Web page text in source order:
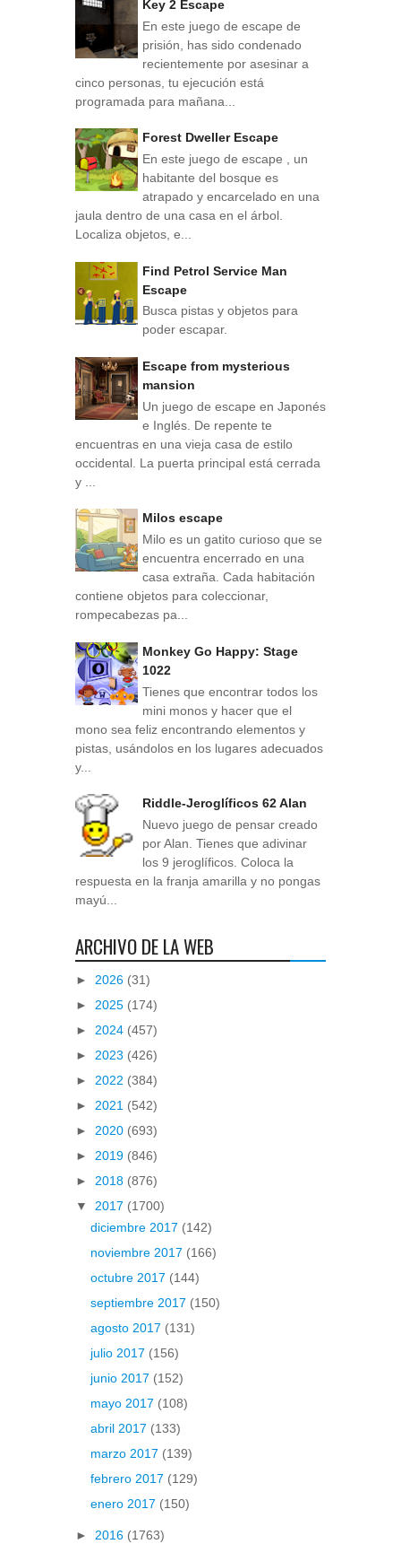
Key 2 Escape
En este juego de escape de
prisión, has sido condenado
recientemente por asesinar a
cinco personas, tu ejecución está
programada para mañana...
Forest Dweller Escape
En este juego de escape , un
habitante del bosque es
atrapado y encarcelado en una
jaula dentro de una casa en el árbol.
Localiza objetos, e...
Find Petrol Service Man
Escape
Busca pistas y objetos para
poder escapar.
Escape from mysterious
mansion
Un juego de escape en Japonés
e Inglés. De repente te
encuentras en una vieja casa de estilo
occidental. La puerta principal está cerrada
y ...
Milos escape
Milo es un gatito curioso que se
encuentra encerrado en una
casa extraña. Cada habitación
contiene objetos para coleccionar,
rompecabezas pa...
Monkey Go Happy: Stage
1022
Tienes que encontrar todos los
mini monos y hacer que el
mono sea feliz encontrando elementos y
pistas, usándolos en los lugares adecuados
y...
Riddle-Jeroglíficos 62 Alan
Nuevo juego de pensar creado
por Alan. Tienes que adivinar
los 9 jeroglíficos. Coloca la
respuesta en la franja amarilla y no pongas
mayú...
ARCHIVO DE LA WEB
► 2026 (31)
► 2025 (174)
► 2024 (457)
► 2023 (426)
► 2022 (384)
► 2021 (542)
► 2020 (693)
► 2019 (846)
► 2018 (876)
▼ 2017 (1700)
diciembre 2017 (142)
noviembre 2017 (166)
octubre 2017 (144)
septiembre 2017 (150)
agosto 2017 (131)
julio 2017 (156)
junio 2017 (152)
mayo 2017 (108)
abril 2017 (133)
marzo 2017 (139)
febrero 2017 (129)
enero 2017 (150)
► 2016 (1763)